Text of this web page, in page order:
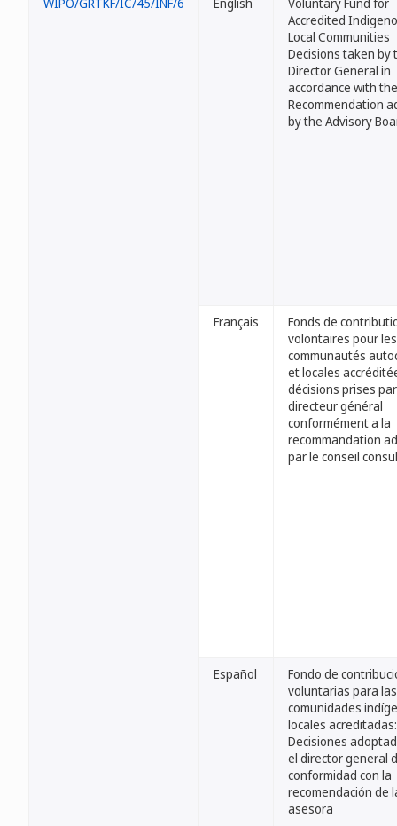
Accredited
Local Communities
Decisions taken by
Director General in
accordance with the
Recommendation
by the Advisory
Français
Fonds de
volontaires pour les
communautés
et locales
décisions prises
directeur général
conformément a la
recommandation
par le conseil
Español
Fondo de
voluntarias para las
comunidades
locales acreditadas:
Decisiones
el director general
conformidad con la
recomendación de
asesora